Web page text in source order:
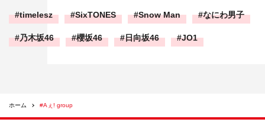
timelesz SixTONES Snow Man なにわ男子
乃木坂46 櫻坂46 日向坂46 JO1
ホーム #Aぇ! group